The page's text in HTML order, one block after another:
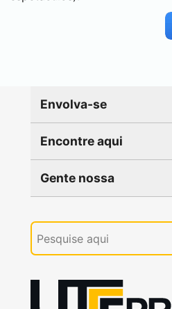
Envolva-se
Encontre aqui
Gente nossa